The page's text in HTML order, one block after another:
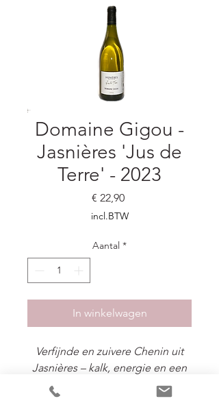
Domaine Gigou -
Jasnières 'Jus de
Terre' - 2023
€ 22,90Prijs
incl.BTW
Aantal *
In winkelwagen
Verfijnde en zuivere Chenin uit
Jasnières – kalk, energie en een